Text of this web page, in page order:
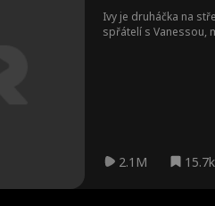
Ivy je druháčka na
spřátelí s Vanessou,
2.1M 15.7k